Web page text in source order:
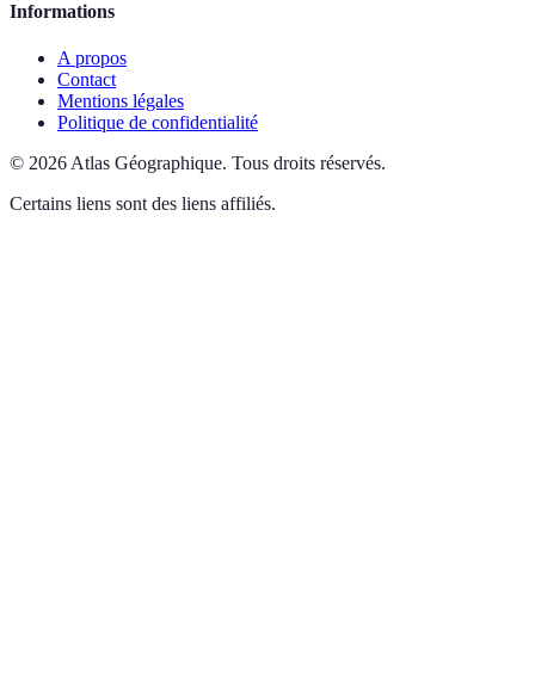
Informations
A propos
Contact
Mentions légales
Politique de confidentialité
© 2026Atlas Géographique. Tous droits réservés.
Certains liens sont des liens affiliés.